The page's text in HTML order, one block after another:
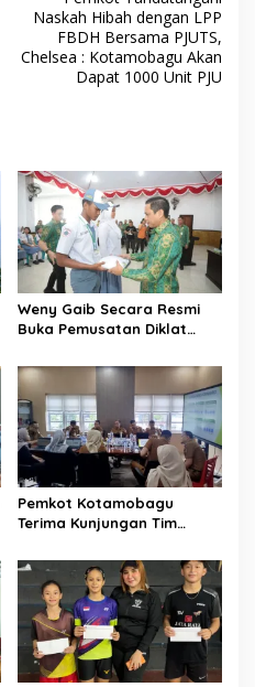
Naskah Hibah dengan LPP
FBDH Bersama PJUTS,
Chelsea : Kotamobagu Akan
Dapat 1000 Unit PJU
Weny Gaib Secara Resmi
Buka Pemusatan Diklat
Kotamobagu
Pemkot Kotamobagu
Terima Kunjungan Tim